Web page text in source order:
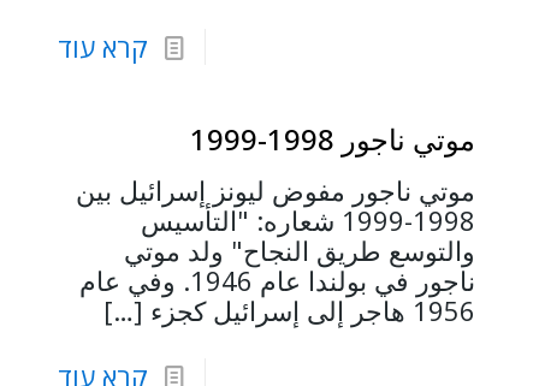
קרא עוד
موتي ناجور 1998-1999
موتي ناجور مفوض ليونز إسرائيل بين
1998-1999 شعاره: "التأسيس
والتوسع طريق النجاح" ولد موتي
ناجور في بولندا عام 1946. وفي عام
1956 هاجر إلى إسرائيل كجزء
[…]
קרא עוד